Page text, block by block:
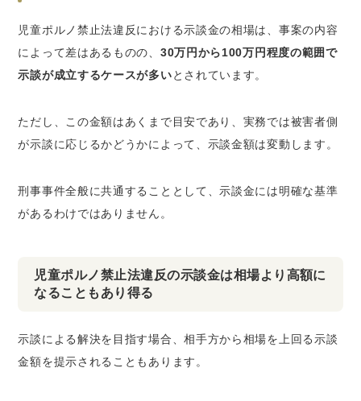
児童ポルノ禁止法違反における示談金の相場は、事案の内容
によって差はあるものの、 30万円から100万円程度の範囲で
示談が成立するケースが多いとされています。
ただし、この金額はあくまで目安であり、実務では被害者側
が示談に応じるかどうかによって、示談金額は変動します。
刑事事件全般に共通することとして、示談金には明確な基準
があるわけではありません。
児童ポルノ禁止法違反の示談金は相場より高額に
なることもあり得る
示談による解決を目指す場合、相手方から相場を上回る示談
金額を提示されることもあります。